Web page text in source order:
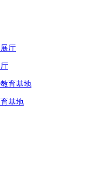
基地